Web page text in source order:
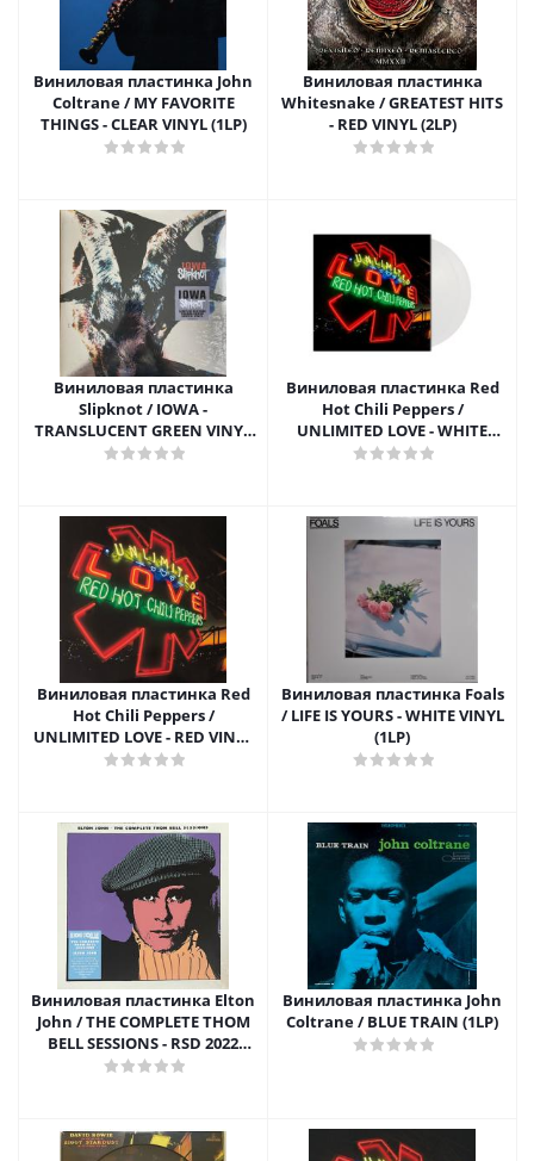
Виниловая пластинка John
Coltrane / MY FAVORITE
THINGS - CLEAR VINYL (1LP)
Виниловая пластинка
Whitesnake / GREATEST HITS
- RED VINYL (2LP)
Виниловая пластинка
Slipknot / IOWA -
TRANSLUCENT GREEN VINYL
(2LP)
Виниловая пластинка Red
Hot Chili Peppers /
UNLIMITED LOVE - WHITE
VINYL (2LP)
Виниловая пластинка Red
Hot Chili Peppers /
UNLIMITED LOVE - RED VINYL
(2LP)
Виниловая пластинка Foals
/ LIFE IS YOURS - WHITE VINYL
(1LP)
Виниловая пластинка Elton
John / THE COMPLETE THOM
BELL SESSIONS - RSD 2022
RELEASE - LAVENDER VINYL
Виниловая пластинка John
Coltrane / BLUE TRAIN (1LP)